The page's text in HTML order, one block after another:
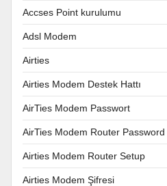
Accses Point kurulumu
Adsl Modem
Airties
Airties Modem Destek Hattı
AirTies Modem Passwort
AirTies Modem Router Password
Airties Modem Router Setup
Airties Modem Şifresi